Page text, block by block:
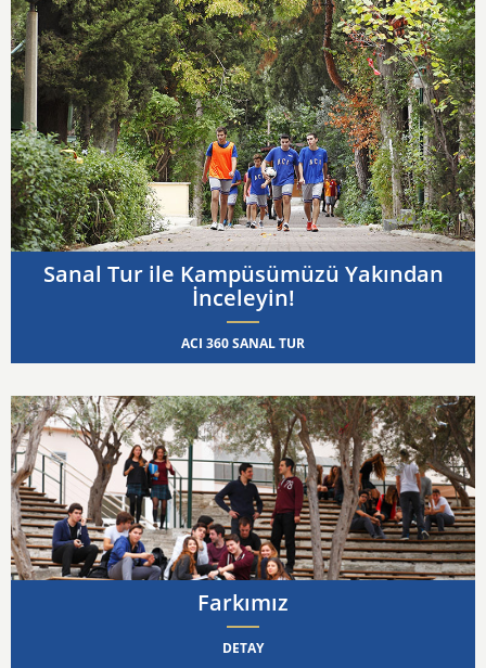
Sanal Tur ile Kampüsümüzü Yakından
İnceleyin!
ACI 360 SANAL TUR
Farkımız
DETAY